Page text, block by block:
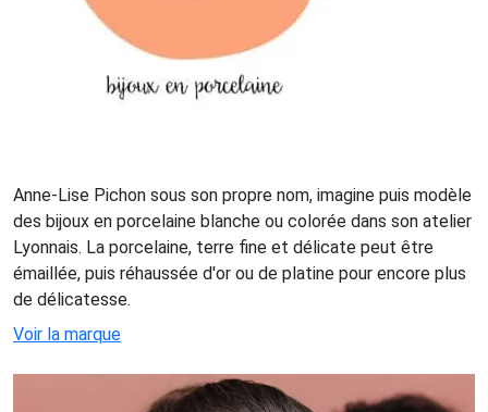
Anne-Lise Pichon sous son propre nom, imagine puis modèle
des bijoux en porcelaine blanche ou colorée dans son atelier
Lyonnais. La porcelaine, terre fine et délicate peut être
émaillée, puis réhaussée d'or ou de platine pour encore plus
de délicatesse.
Voir la marque